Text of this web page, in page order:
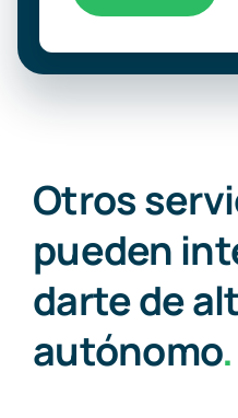
Otros
pueden
darte de
autónomo.